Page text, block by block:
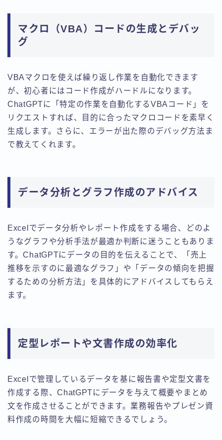
マクロ（VBA）コードの生成とデバッ
グ
VBAマクロを使えば繰り返し作業を自動化できます
が、初心者にはコード作成がハードルになります。
ChatGPTに「特定の作業を自動化するVBAコード」を
リクエストすれば、目的に合ったマクロコードを素早く
生成します。さらに、エラーが出た際のデバッグ方法ま
で教えてくれます。
データ分析とグラフ作成のアドバイス
Excelでデータ分析やレポート作成をする場合、どのよ
うなグラフや分析手法が最適か判断に迷うこともありま
す。ChatGPTにデータの目的を伝えることで、「売上
推移を示すのに最適なグラフ」や「データの傾向を把握
するための分析方法」を具体的にアドバイスしてもらえ
ます。
定型レポートや文書作成の効率化
Excelで管理しているデータを基に報告書や定型文書を
作成する際、ChatGPTにデータを与えて概要やまとめ
文を作成させることができます。業務報告やプレゼン資
料作成の時間を大幅に短縮できるでしょう。